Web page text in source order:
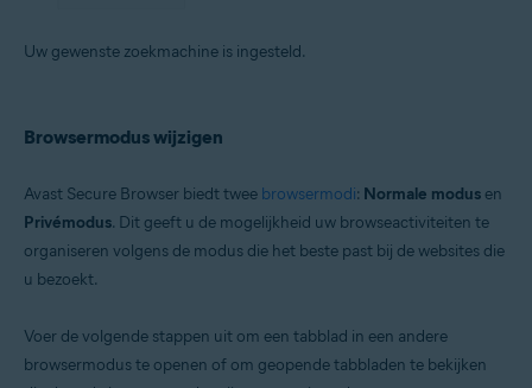
Uw gewenste zoekmachine is ingesteld.
Browsermodus wijzigen
Avast Secure Browser biedt twee browsermodi: Normale modus en
Privémodus. Dit geeft u de mogelijkheid uw browseactiviteiten te
organiseren volgens de modus die het beste past bij de websites die
u bezoekt.
Voer de volgende stappen uit om een tabblad in een andere
browsermodus te openen of om geopende tabbladen te bekijken